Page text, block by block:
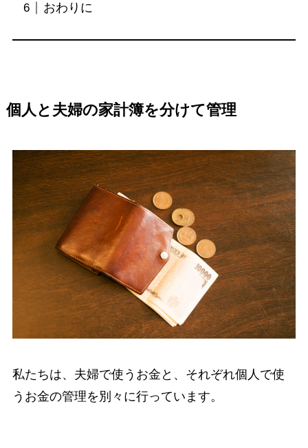
おわりに
個人と夫婦の家計簿を分けて管理
私たちは、夫婦で使うお金と、それぞれ個人で使
うお金の管理を別々に行っています。